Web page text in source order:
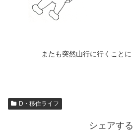
またも突然山行に行くことに
D・移住ライフ
シェアする